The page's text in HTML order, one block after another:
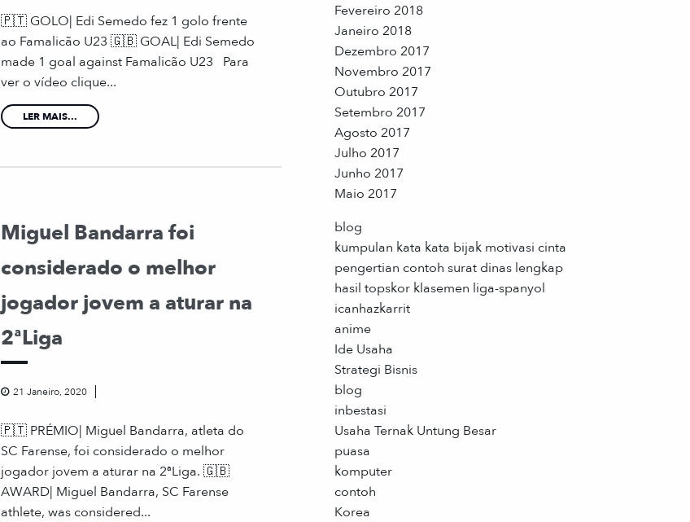
🇵🇹 GOLO| Edi Semedo fez 1 golo frente
ao Famalicão U23 🇬🇧 GOAL| Edi Semedo
made 1 goal against Famalicão U23 Para
ver o vídeo clique...
LER MAIS...
Miguel Bandarra foi
considerado o melhor
jogador jovem a aturar na
2ªLiga
21 Janeiro, 2020
🇵🇹 PRÉMIO| Miguel Bandarra, atleta do
SC Farense, foi considerado o melhor
jogador jovem a aturar na 2ªLiga. 🇬🇧
AWARD| Miguel Bandarra, SC Farense
athlete, was considered...
Fevereiro 2018
Janeiro 2018
Dezembro 2017
Novembro 2017
Outubro 2017
Setembro 2017
Agosto 2017
Julho 2017
Junho 2017
Maio 2017
blog
kumpulan kata kata bijak motivasi cinta
pengertian contoh surat dinas lengkap
hasil topskor klasemen liga-spanyol
icanhazkarrit
anime
Ide Usaha
Strategi Bisnis
blog
inbestasi
Usaha Ternak Untung Besar
puasa
komputer
contoh
Korea